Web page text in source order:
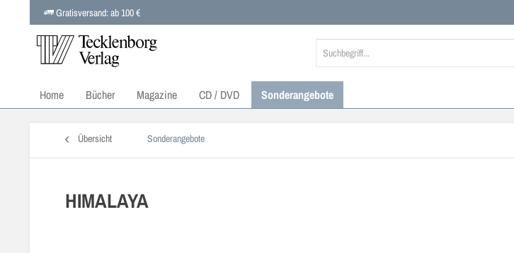
Gratisversand: ab 100 €
Home Bücher Magazine CD / DVD Sonderangebote
Übersicht Sonderangebote
HIMALAYA